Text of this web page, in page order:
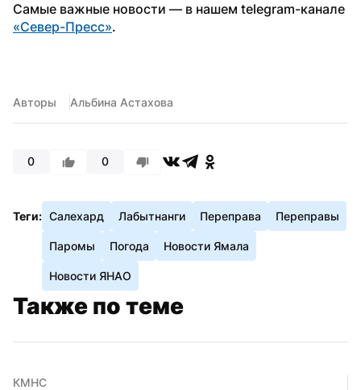
«Север-Пресс».
Авторы Альбина Астахова
0 0
Теги: Салехард Лабытнанги Переправа Переправы
Паромы Погода Новости Ямала
Новости ЯНАО
Также по теме
КМНС